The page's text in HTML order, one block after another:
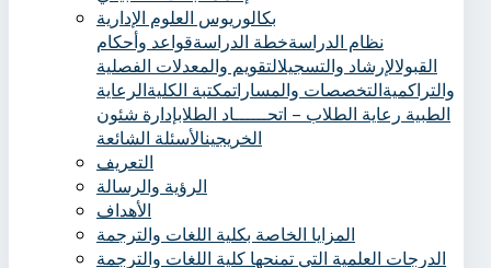
بكالوريوس العلوم الإدارية
نظام الدراسةخطة الدراسةقواعد وأحكام
القبولالإرشاد والتسجيلالتقويم والمعدلات الفصلية
والتراكميةالتخصصات والمساراتمكتبة الكليةالرعاية
الطبية ‏ رعاية الطلاب – اتحــــــاد الطلابإدارة شئون
الخريجينالأسئلة الشائعة
التعريف
الرؤية والرسالة
الأهداف
المزايا الخاصة بكلية اللغات والترجمة
الدرجات العلمية التي تمنحها كلية اللغات والترجمة